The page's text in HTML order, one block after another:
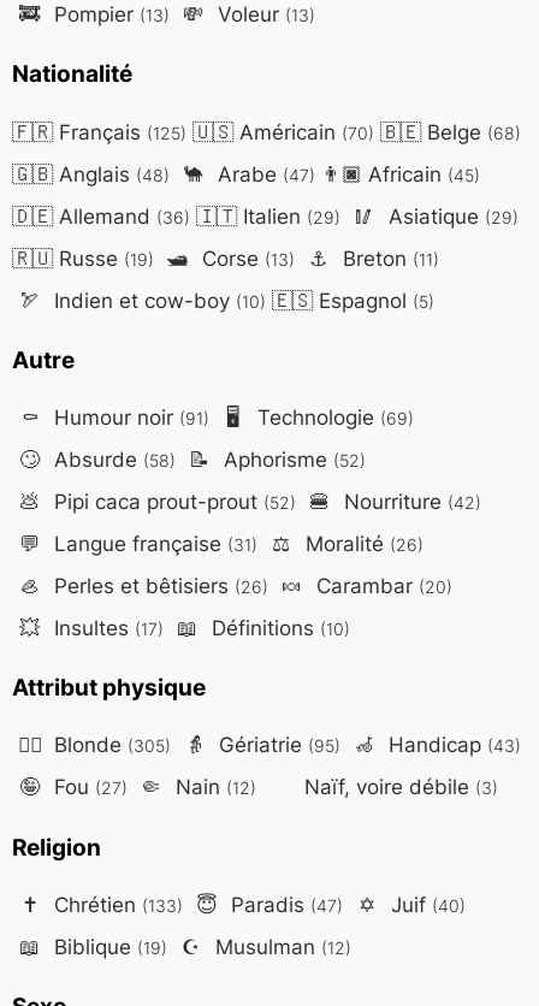
🚒 Pompier (13) 💸 Voleur (13)
Nationalité
🇫🇷Français (125) 🇺🇸Américain (70) 🇧🇪Belge (68)
🇬🇧Anglais (48) 🐪 Arabe (47) 👨🏿 Africain (45)
🇩🇪Allemand (36) 🇮🇹Italien (29) 🥢 Asiatique (29)
🇷🇺Russe (19) 🛥️ Corse (13) ⚓ Breton (11)
🏹 Indien et cow-boy (10) 🇪🇸Espagnol (5)
Autre
⚰️ Humour noir (91) 🖥️ Technologie (69)
🙄 Absurde (58) 📝 Aphorisme (52)
💩 Pipi caca prout-prout (52) 🍔 Nourriture (42)
💬 Langue française (31) ⚖️ Moralité (26)
🦪 Perles et bêtisiers (26) 🍬 Carambar (20)
💥 Insultes (17) 📖 Définitions (10)
Attribut physique
👱‍♀️ Blonde (305) 👵 Gériatrie (95) 🦽 Handicap (43)
🤪 Fou (27) 🤏 Nain (12) Naïf, voire débile (3)
Religion
✝️ Chrétien (133) 😇 Paradis (47) ✡️ Juif (40)
📖 Biblique (19) ☪️ Musulman (12)